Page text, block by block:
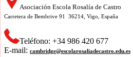
Asociación Escola Rosalía de Castro
Carretera de Bembrive 91 36214, Vigo, España
Teléfono: +34 986 420 677
E-mail: cambridge@escolarosaliadecastro.edu.es